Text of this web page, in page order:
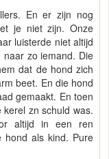
En er zijn nog
je niet zijn. Onze
luisterde niet altijd
zo iemand. Die
dat de hond zich
beet. En die hond
gemaakt. En toen
zn schuld was.
altijd in een ren
hond als kind. Pure